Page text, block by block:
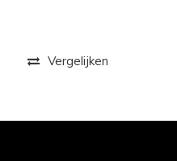
Vergelijken